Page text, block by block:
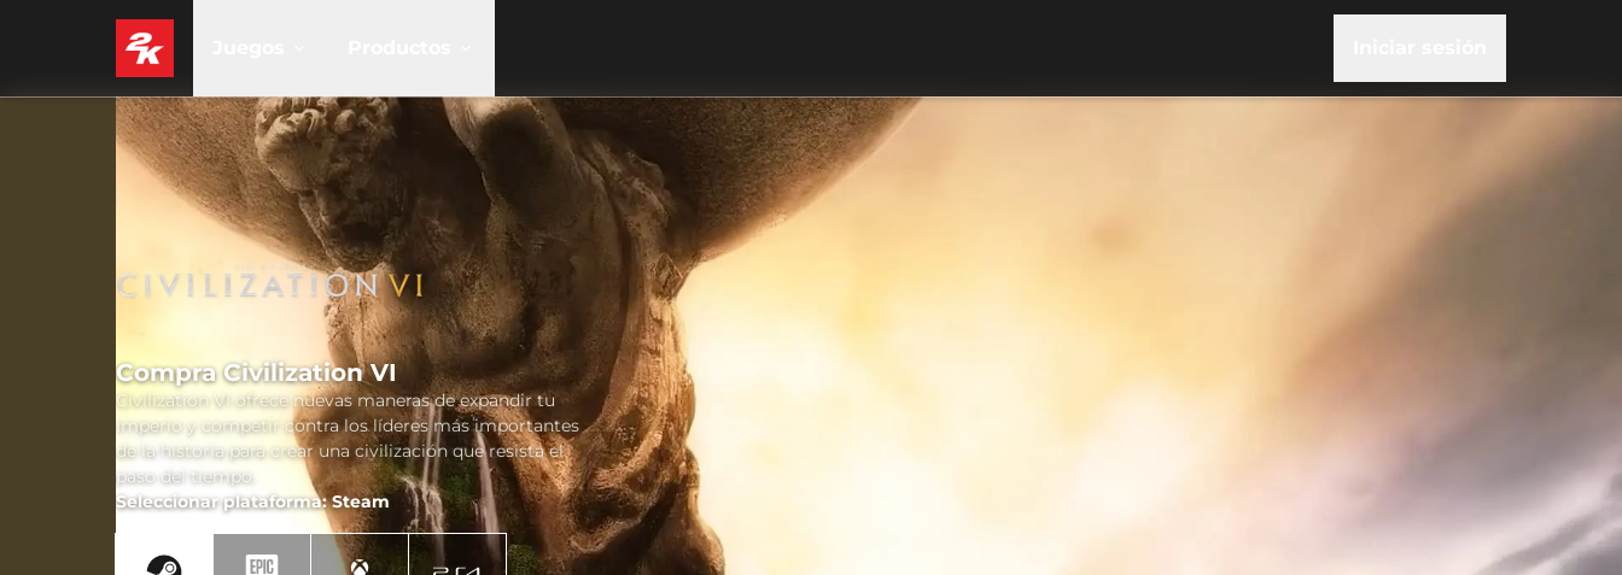
Compra Civilization VI
Civilization VI ofrece nuevas maneras de expandir tu
imperio y competir contra los líderes más importantes
de la historia para crear una civilización que resista el
paso del tiempo.
Seleccionar plataforma: Steam